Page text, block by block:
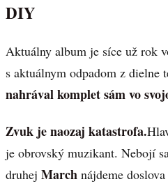
DIY
Aktuálny album je síce už rok
s aktuálnym odpadom z dielne
nahrával komplet sám vo
Zvuk je naozaj katastrofa.
je obrovský muzikant. Nebojí
druhej March nájdeme